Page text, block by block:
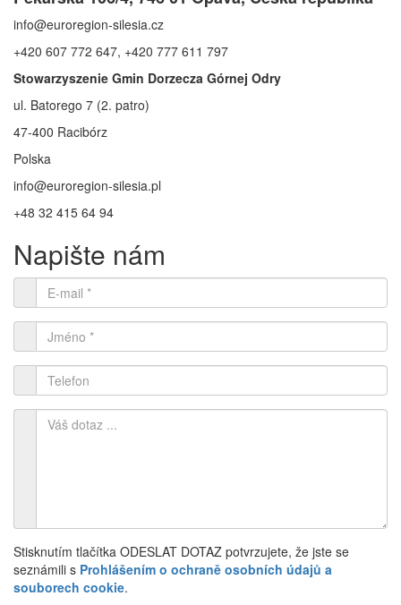
info@euroregion-silesia.cz
+420 607 772 647, +420 777 611 797
Stowarzyszenie Gmin Dorzecza Górnej Odry
ul. Batorego 7 (2. patro)
47-400 Racibórz
Polska
info@euroregion-silesia.pl
+48 32 415 64 94
Napište nám
Stisknutím tlačítka ODESLAT DOTAZ potvrzujete, že jste se
seznámili s Prohlášením o ochraně osobních údajů a
souborech cookie.